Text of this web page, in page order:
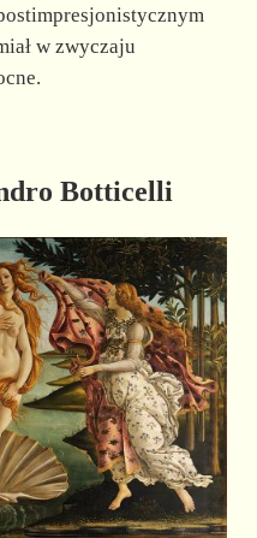
w zwyczaju
Botticelli